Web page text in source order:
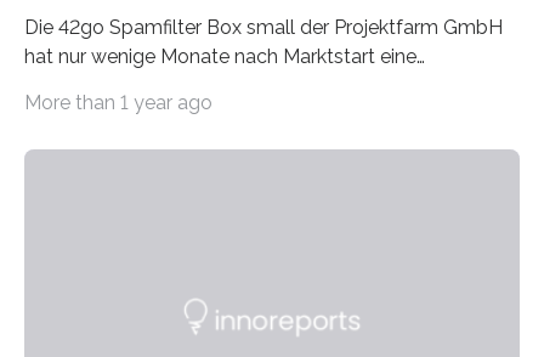
Die 42go Spamfilter Box small der Projektfarm GmbH
hat nur wenige Monate nach Marktstart eine
renomierte Fachzeitschrift PC Professionell hat die
More than 1 year ago